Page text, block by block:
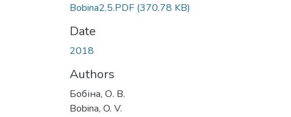
Bobina2.5.PDF (370.78 KB)
Date
2018
Authors
Бобіна, О. В.
Bobina, O. V.